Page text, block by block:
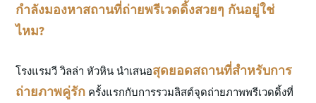
กำลังมองหาสถานที่ถ่ายพรีเวดดิ้งสวยๆ กันอยู่ใช่
ไหม?
โรงแรมวี วิลล่า หัวหิน นำเสนอสุดยอดสถานที่สำหรับการ
ถ่ายภาพคู่รัก ครั้งแรกกับการรวมลิสต์จุดถ่ายภาพพรีเวดดิ้งที่